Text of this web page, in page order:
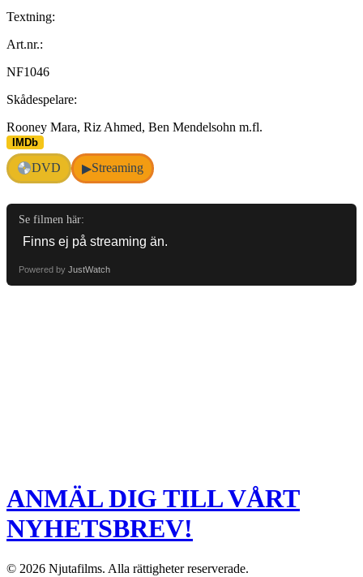
Textning:
Art.nr.:
NF1046
Skådespelare:
Rooney Mara, Riz Ahmed, Ben Mendelsohn m.fl.
IMDb
DVD ▶Streaming
Se filmen här:
Powered by JustWatch
ANMÄL DIG TILL VÅRT
NYHETSBREV!
© 2026 Njutafilms. Alla rättigheter reserverade.